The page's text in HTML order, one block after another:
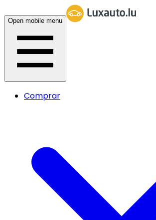
Open mobile menu
Comprar